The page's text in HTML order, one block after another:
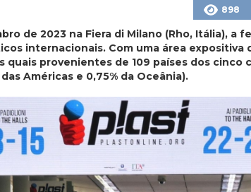
898
de 2023 na Fiera di Milano (Rho, Itália), a
internacionais. Com uma área expositiva
quais provenientes de 109 países dos cinco
Américas e 0,75% da Oceânia).